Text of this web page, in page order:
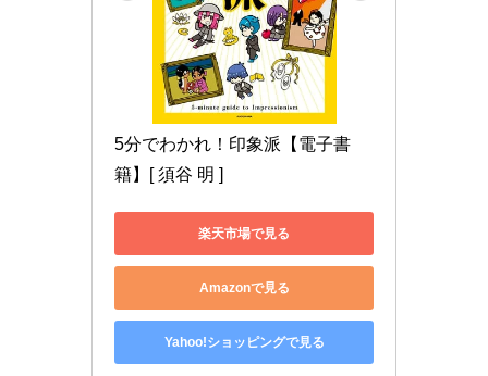
5分でわかれ！印象派【電子書
籍】[ 須谷 明 ]
楽天市場で見る
Amazonで見る
Yahoo!ショッピングで見る